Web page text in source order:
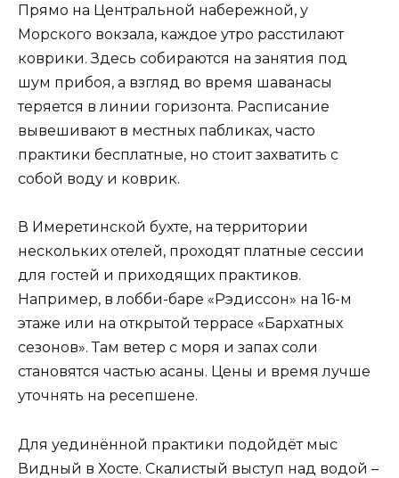
Прямо на Центральной набережной, у
Морского вокзала, каждое утро расстилают
коврики. Здесь собираются на занятия под
шум прибоя, а взгляд во время шаванасы
теряется в линии горизонта. Расписание
вывешивают в местных пабликах, часто
практики бесплатные, но стоит захватить с
собой воду и коврик.
В Имеретинской бухте, на территории
нескольких отелей, проходят платные сессии
для гостей и приходящих практиков.
Например, в лобби-баре «Рэдиссон» на 16-м
этаже или на открытой террасе «Бархатных
сезонов». Там ветер с моря и запах соли
становятся частью асаны. Цены и время лучше
уточнять на ресепшене.
Для уединённой практики подойдёт мыс
Видный в Хосте. Скалистый выступ над водой –